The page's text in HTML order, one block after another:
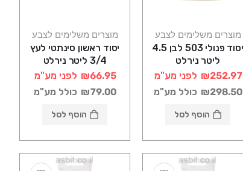
מוצרים משלימים לצבע
יסוד פנולי 503 לבן 4.5
ליטר נירלט
₪252.97 לפני מע"מ
₪298.50 כולל מע"מ
הוסף לסל
מוצרים משלימים לצבע
יסוד ראשון סינתטי לעץ
3/4 ליטר נירלט
₪66.95 לפני מע"מ
₪79.00 כולל מע"מ
הוסף לסל